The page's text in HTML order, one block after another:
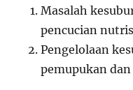
Masalah
pencucian
Pengelolaan
pemupukan